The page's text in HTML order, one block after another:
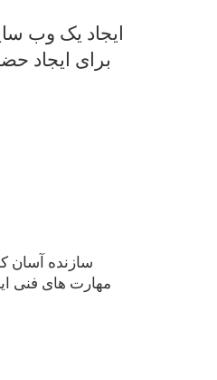
سازنده آسان
مهارت های فنی